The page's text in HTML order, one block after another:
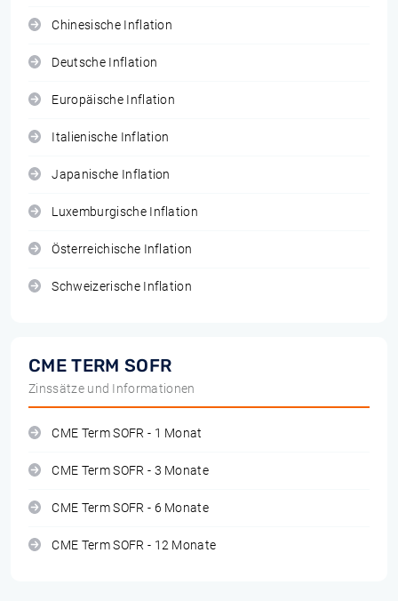
Chinesische Inflation
Deutsche Inflation
Europäische Inflation
Italienische Inflation
Japanische Inflation
Luxemburgische Inflation
Österreichische Inflation
Schweizerische Inflation
CME TERM SOFR
Zinssätze und Informationen
CME Term SOFR - 1 Monat
CME Term SOFR - 3 Monate
CME Term SOFR - 6 Monate
CME Term SOFR - 12 Monate